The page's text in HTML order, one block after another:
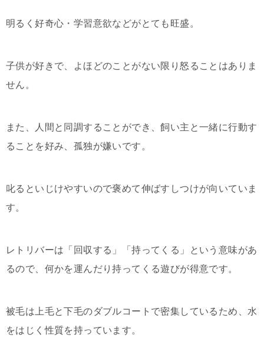
明るく好奇心・学習意欲などがとても旺盛。
子供が好きで、よほどのことがない限り怒ることはありま
せん。
また、人間と同調することができ、飼い主と一緒に行動す
ることを好み、孤独が嫌いです。
叱るといじけやすいので褒めて伸ばすしつけが向いていま
す。
レトリバーは「回収する」「持ってくる」という意味があ
るので、何かを運んだり持ってくる遊びが得意です。
被毛は上毛と下毛のダブルコートで密集しているため、水
をはじく性質を持っています。